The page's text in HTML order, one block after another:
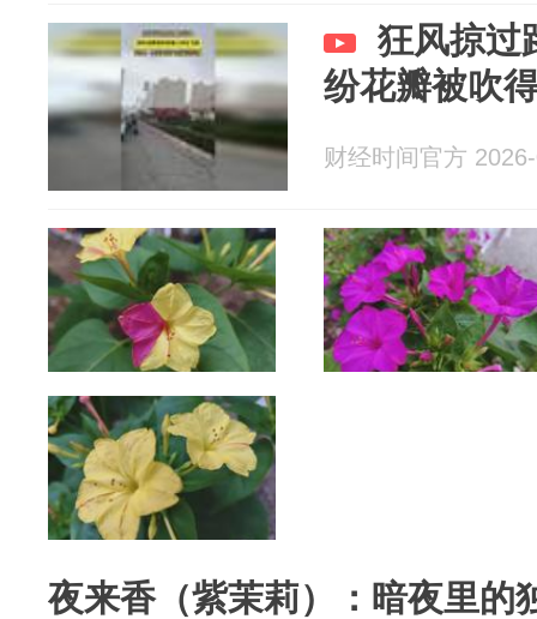
狂风掠过
纷花瓣被吹
财经时间官方
夜来香（紫茉莉）：暗夜里的